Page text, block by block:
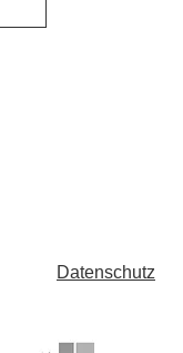
Datenschutz